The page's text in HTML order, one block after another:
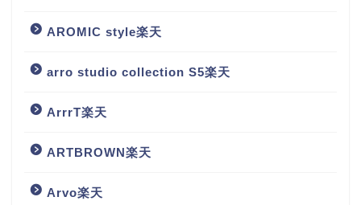
AROMIC style楽天
arro studio collection S5楽天
ArrrT楽天
ARTBROWN楽天
Arvo楽天